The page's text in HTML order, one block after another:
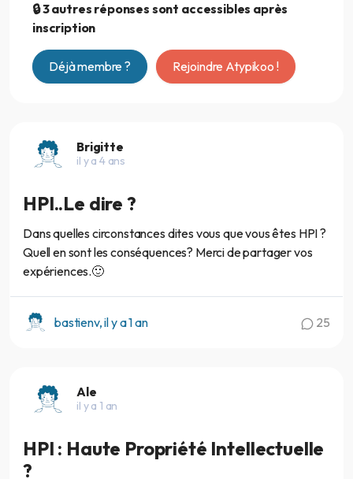
🔒 3 autres réponses sont accessibles après
inscription
Déjà membre ? Rejoindre Atypikoo !
Brigitte
il y a 4 ans
HPI..Le dire ?
Dans quelles circonstances dites vous que vous êtes HPI ?
Quell en sont les conséquences? Merci de partager vos
expériences.🙂
bastienv, il y a 1 an 25
Ale
il y a 1 an
HPI : Haute Propriété Intellectuelle
?